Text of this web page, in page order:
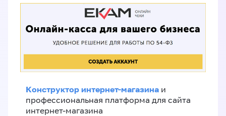
Конструктор интернет-магазина и
профессиональная платформа для сайта
интернет-магазина